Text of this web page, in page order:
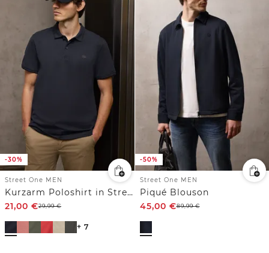
-30%
Street One MEN
Kurzarm Poloshirt in Stretchqualität
21,00 €29,99€
+ 7
-50%
Street One MEN
Piqué Blouson
45,00 €89,99€